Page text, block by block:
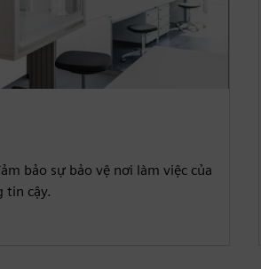
bảo sự bảo vệ nơi làm việc của
tin cậy.